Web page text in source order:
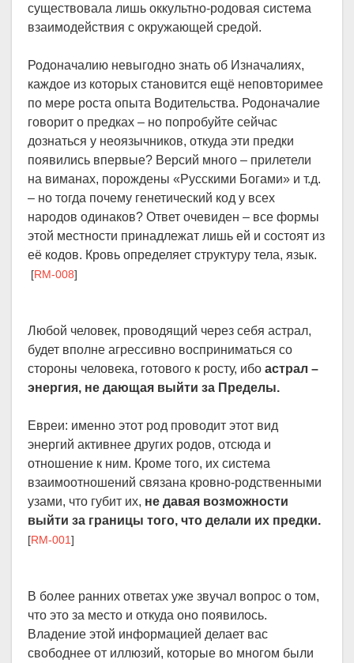
существовала лишь оккультно-родовая система
взаимодействия с окружающей средой.
Родоначалию невыгодно знать об Изначалиях,
каждое из которых становится ещё неповторимее
по мере роста опыта Водительства. Родоначалие
говорит о предках – но попробуйте сейчас
дознаться у неоязычников, откуда эти предки
появились впервые? Версий много – прилетели
на виманах, порождены «Русскими Богами» и т.д.
– но тогда почему генетический код у всех
народов одинаков? Ответ очевиден – все формы
этой местности принадлежат лишь ей и состоят из
её кодов. Кровь определяет структуру тела, язык.
[RM-008]
Любой человек, проводящий через себя астрал,
будет вполне агрессивно восприниматься со
стороны человека, готового к росту, ибо астрал –
энергия, не дающая выйти за Пределы.
Евреи: именно этот род проводит этот вид
энергий активнее других родов, отсюда и
отношение к ним. Кроме того, их система
взаимоотношений связана кровно-родственными
узами, что губит их, не давая возможности
выйти за границы того, что делали их предки.
[RM-001]
В более ранних ответах уже звучал вопрос о том,
что это за место и откуда оно появилось.
Владение этой информацией делает вас
свободнее от иллюзий, которые во многом были